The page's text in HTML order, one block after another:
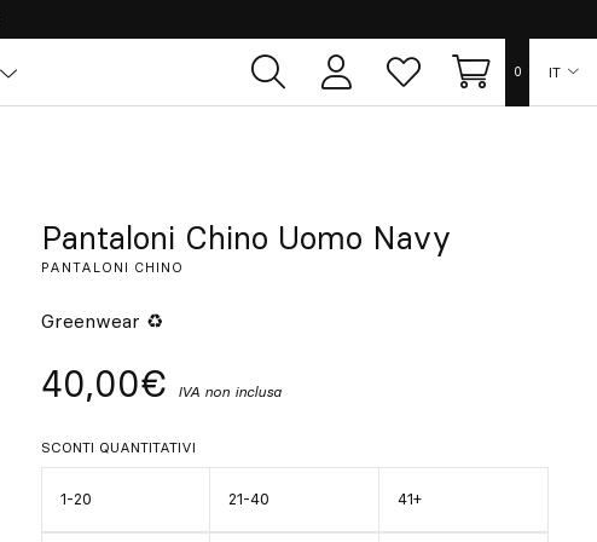
Area
utente
Lista
dei
Carrello
0 IT
Pantaloni Chino Uomo Navy
PANTALONI CHINO
Greenwear ♻
40,00€ IVA non inclusa
SCONTI QUANTITATIVI
1-20 21-40 41+